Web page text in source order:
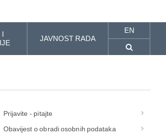
I
JAVNOST RADA
EN
Prijavite - pitajte
Obavijest o obradi osobnih podataka